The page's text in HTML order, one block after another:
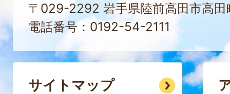
〒029-2292 岩手県陸前高田市高田
電話番号：0192-54-2111
サイトマップ